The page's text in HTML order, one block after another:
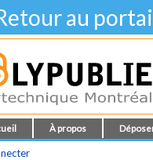
au
À propos